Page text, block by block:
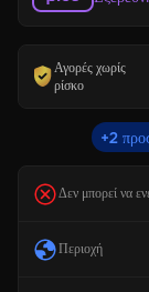
Αγορές χωρίς
ρίσκο
+2
Δεν μπορεί να
Περιοχή